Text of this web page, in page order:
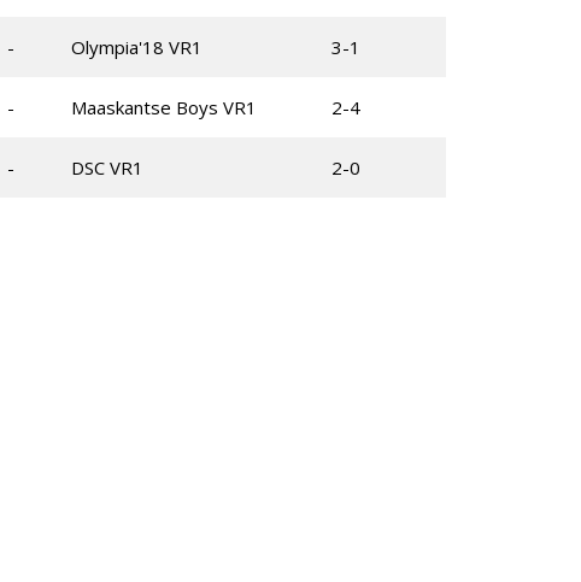
- Olympia'18 VR1 3-1
- Maaskantse Boys VR1 2-4
- DSC VR1 2-0